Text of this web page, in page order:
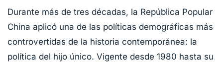
Durante más de tres décadas, la República Popular
China aplicó una de las políticas demográficas más
controvertidas de la historia contemporánea: la
política del hijo único. Vigente desde 1980 hasta su